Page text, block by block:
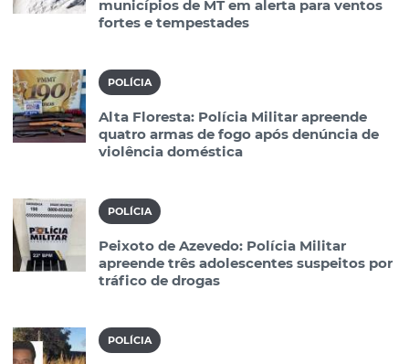
municípios de MT em alerta para ventos
fortes e tempestades
POLÍCIA
Alta Floresta: Polícia Militar apreende
quatro armas de fogo após denúncia de
violência doméstica
POLÍCIA
Peixoto de Azevedo: Polícia Militar
apreende três adolescentes suspeitos por
tráfico de drogas
POLÍCIA